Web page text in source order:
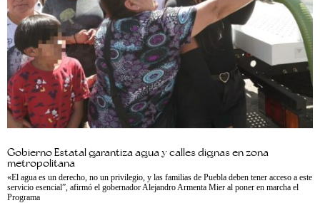
Gobierno Estatal garantiza agua y calles dignas en zona
metropolitana
«El agua es un derecho, no un privilegio, y las familias de Puebla deben tener acceso a este
servicio esencial”, afirmó el gobernador Alejandro Armenta Mier al poner en marcha el
Programa